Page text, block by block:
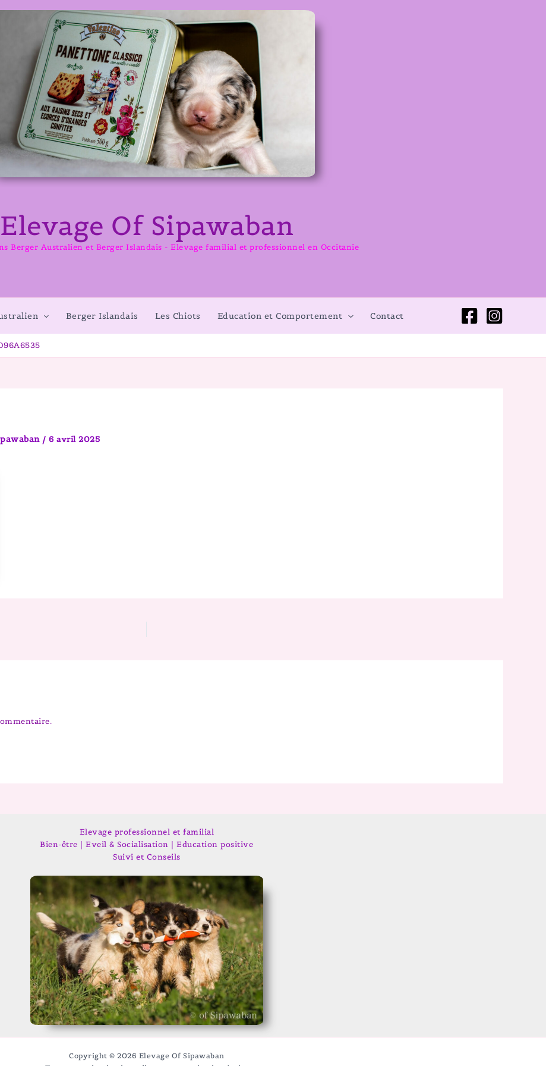
Elevage Of Sipawaban
Berger Australien et Berger Islandais - Elevage familial et professionnel en Occitanie
Berger Islandais Les Chiots Education et Comportement Contact
/ 6 avril 2025
Elevage professionnel et familial
Bien-être | Eveil & Socialisation | Education positive
Suivi et Conseils
Copyright © 2026 Elevage Of Sipawaban